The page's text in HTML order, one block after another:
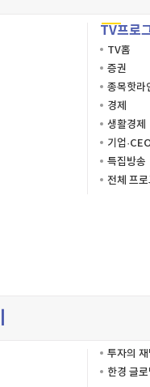
TV프로
TV홈
증권
종목핫라
경제
생활경제
기업
특집방송
전체 프
투자의
한경 글